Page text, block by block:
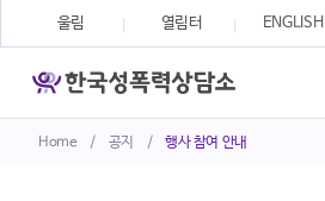
Home / 공지 / 행사 참여 안내
울림 열림터 ENGLISH